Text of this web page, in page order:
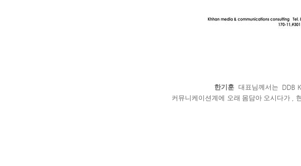
한기훈 대표님께서는 DDB
커뮤니케이션계에 오래 몸담아 오시다가